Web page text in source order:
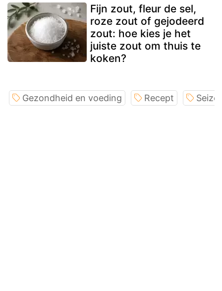
Fijn zout, fleur de sel,
roze zout of gejodeerd
zout: hoe kies je het
juiste zout om thuis te
koken?
Gezondheid en voeding Recept